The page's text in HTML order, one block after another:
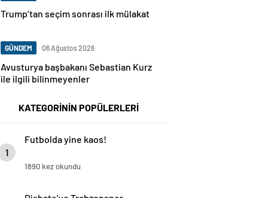
Trump’tan seçim sonrası ilk mülakat
GÜNDEM 06 Ağustos 2026
Avusturya başbakanı Sebastian Kurz
ile ilgili bilinmeyenler
KATEGORİNİN POPÜLERLERİ
1
Futbolda yine kaos!
1890 kez okundu